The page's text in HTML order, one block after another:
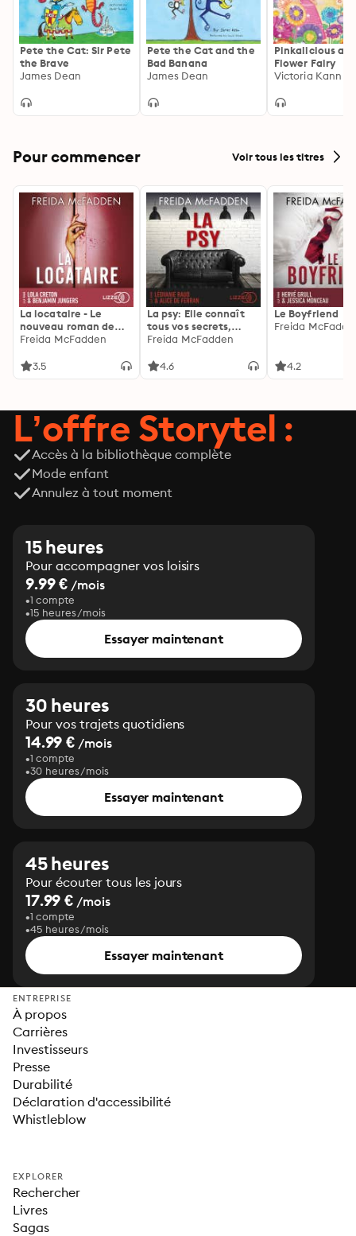
Pete the Cat: Sir Pete
the Brave
James Dean
Pete the Cat and the
Bad Banana
James Dean
Pinkalicious
Flower Fairy
Victoria Kann
Pour commencer Voir tous les titres
La locataire - Le
nouveau roman de
l'autrice de La femme
Freida McFadden
3.5
La psy: Elle connaît
tous vos secrets,
découvrez les siens ...
Freida McFadden
4.6
Le Boyfriend
Freida
4.2
L’offre Storytel :
Accès à la bibliothèque complète
Mode enfant
Annulez à tout moment
15 heures
Pour accompagner vos loisirs
9.99 € /mois
1 compte
15 heures/mois
Essayer maintenant
30 heures
Pour vos trajets quotidiens
14.99 € /mois
1 compte
30 heures/mois
Essayer maintenant
45 heures
Pour écouter tous les jours
17.99 € /mois
1 compte
45 heures/mois
Essayer maintenant
ENTREPRISE
À propos
Carrières
Investisseurs
Presse
Durabilité
Déclaration d'accessibilité
Whistleblow
EXPLORER
Rechercher
Livres
Sagas